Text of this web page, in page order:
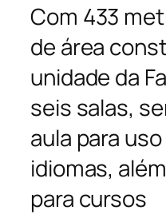
Com 433
de área
unidade da
seis salas,
aula para
idiomas,
para cursos